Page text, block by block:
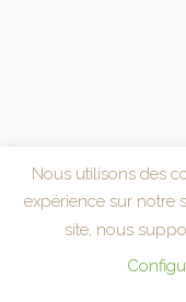
Nous utilisons des
expérience sur notre
site, nous